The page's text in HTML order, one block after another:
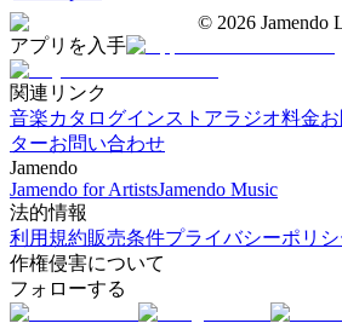
© 2026 Jamendo
アプリを入手
関連リンク
音楽カタログインストアラジオ料金
ターお問い合わせ
Jamendo
Jamendo for ArtistsJamendo Music
法的情報
利用規約販売条件プライバシーポリシ
作権侵害について
フォローする